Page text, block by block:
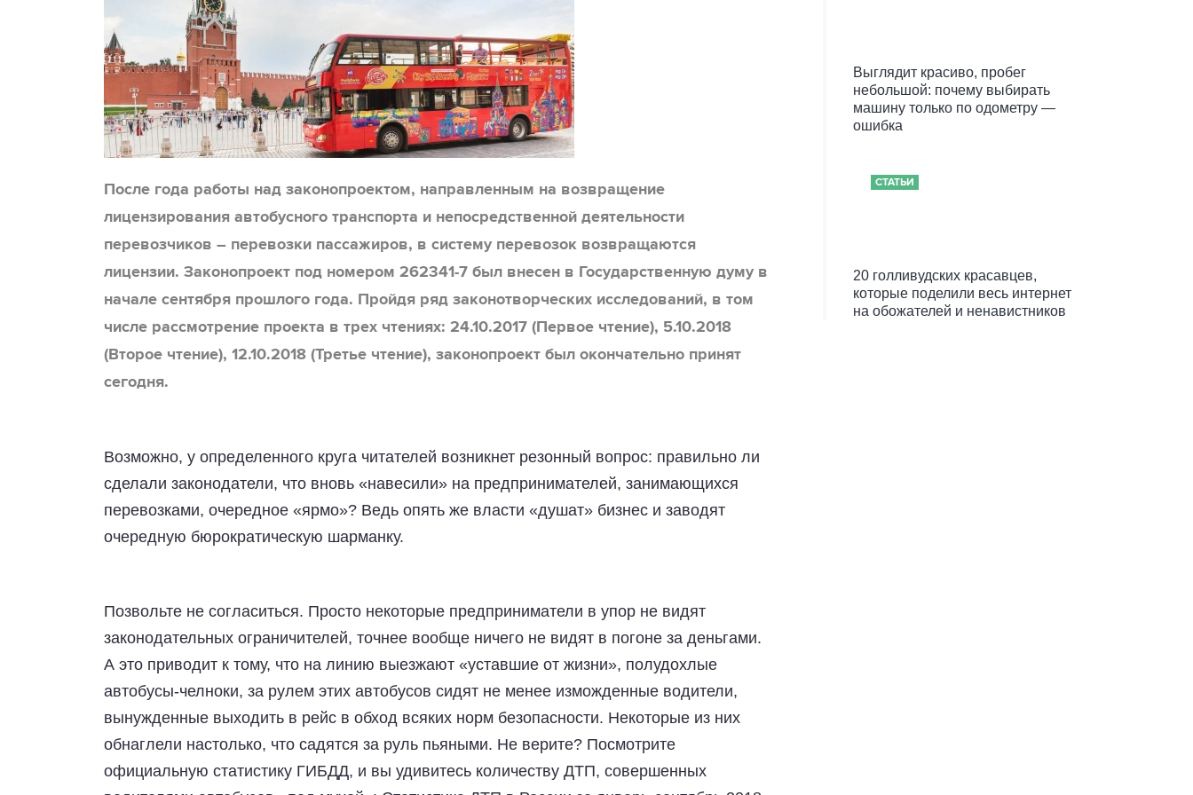
После года работы над законопроектом, направленным на возвращение
лицензирования автобусного транспорта и непосредственной деятельности
перевозчиков – перевозки пассажиров, в систему перевозок возвращаются
лицензии. Законопроект под номером 262341-7 был внесен в Государственную думу в
начале сентября прошлого года. Пройдя ряд законотворческих исследований, в том
числе рассмотрение проекта в трех чтениях: 24.10.2017 (Первое чтение), 5.10.2018
(Второе чтение), 12.10.2018 (Третье чтение), законопроект был окончательно принят
сегодня.
Возможно, у определенного круга читателей возникнет резонный вопрос: правильно ли
сделали законодатели, что вновь «навесили» на предпринимателей, занимающихся
перевозками, очередное «ярмо»? Ведь опять же власти «душат» бизнес и заводят
очередную бюрократическую шарманку.
Позвольте не согласиться. Просто некоторые предприниматели в упор не видят
законодательных ограничителей, точнее вообще ничего не видят в погоне за деньгами.
А это приводит к тому, что на линию выезжают «уставшие от жизни», полудохлые
автобусы-челноки, за рулем этих автобусов сидят не менее изможденные водители,
вынужденные выходить в рейс в обход всяких норм безопасности. Некоторые из них
обнаглели настолько, что садятся за руль пьяными. Не верите? Посмотрите
официальную статистику ГИБДД, и вы удивитесь количеству ДТП, совершенных
Выглядит красиво, пробег
небольшой: почему выбирать
машину только по одометру —
ошибка
СТАТЬИ
20 голливудских красавцев,
которые поделили весь интернет
на обожателей и ненавистников